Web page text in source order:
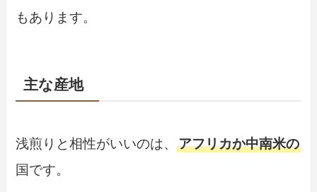
もあります。
主な産地
浅煎りと相性がいいのは、アフリカか中南米の
国です。